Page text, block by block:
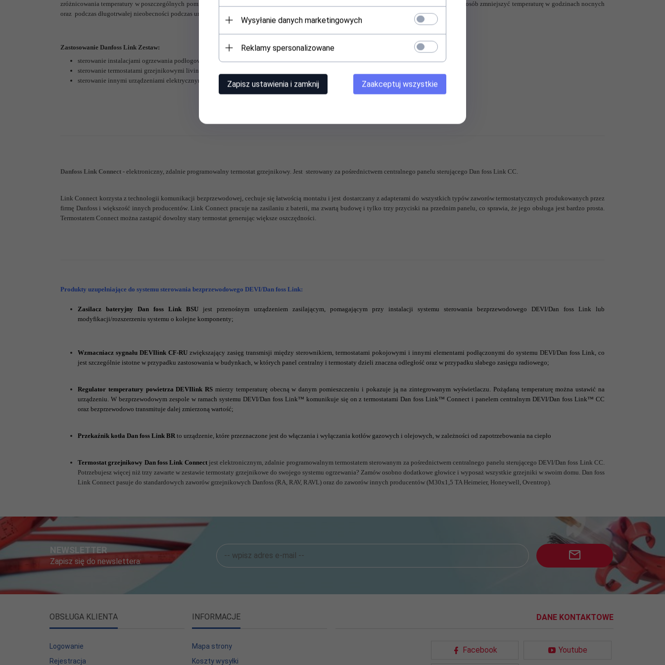
zróżnicowania temperatury w poszczególnych pomieszczeniach pozwala na znaczne oszczędności energii elektrycznej. Użytkownik może w prosty sposób zmniejszyć temperaturę w godzinach nocnych
oraz podczas długotrwałej nieobecności podczas urlopu, co z pewnością zmniejszy koszty eksploatacji domu.
Zastosowanie Danfoss Link Zestaw:
sterowanie instalacjami ogrzewania podłogowego
sterowanie termostatami grzejnikowymi living connect
sterowanie innymi urządzeniami elektrycznymi
Danfoss Link Connect - elektroniczny, zdalnie programowalny termostat grzejnikowy. Jest sterowany za pośrednictwem centralnego panelu sterującego Dan foss Link CC.
Link Connect korzysta z technologii komunikacji bezprzewodowej, cechuje się łatwością montażu i jest dostarczany z adapterami do wszystkich typów zaworów termostatycznych produkowanych przez
firmę Danfoss i większość innych producentów. Link Connect pracuje na zasilaniu z baterii, ma zwartą budowę i tylko trzy przyciski na przednim panelu, co sprawia, że jego obsługa jest bardzo prosta.
Termostatem Connect można zastąpić dowolny stary termostat generując większe oszczędności.
Produkty uzupełniające do systemu sterowania bezprzewodowego DEVI/Dan foss Link:
Zasilacz bateryjny Dan foss Link BSU jest przenośnym urządzeniem zasilającym, pomagającym przy instalacji systemu sterowania bezprzewodowego DEVI/Dan foss Link lub
modyfikacji/rozszerzeniu systemu o kolejne komponenty;
Wzmacniacz sygnału DEVIlink CF-RU zwiększający zasięg transmisji między sterownikiem, termostatami pokojowymi i innymi elementami podłączonymi do systemu DEVI/Dan foss Link, co
jest szczególnie istotne w przypadku zastosowania w budynkach, w których panel centralny i termostaty dzieli znaczna odległość oraz w przypadku słabego zasięgu radiowego;
Regulator temperatury powietrza DEVIlink RS mierzy temperaturę obecną w danym pomieszczeniu i pokazuje ją na zintegrowanym wyświetlaczu. Pożądaną temperaturę można ustawić na
urządzeniu. W bezprzewodowym zespole w ramach systemu DEVI/Dan foss Link™ komunikuje się on z termostatami Dan foss Link™ Connect i panelem centralnym DEVI/Dan foss Link™ CC
oraz bezprzewodowo transmituje dalej zmierzoną wartość;
Przekaźnik kotła Dan foss Link BR to urządzenie, które przeznaczone jest do włączania i wyłączania kotłów gazowych i olejowych, w zależności od zapotrzebowania na ciepło
Termostat grzejnikowy Dan foss Link Connect jest elektronicznym, zdalnie programowalnym termostatem sterowanym za pośrednictwem centralnego panelu sterującego DEVI/Dan foss Link CC.
Potrzebujesz więcej niż trzy zawarte w zestawie termostaty grzejnikowe do swojego systemu ogrzewania? Zamów osobno dodatkowe głowice i wyposaż wszystkie grzejniki w swoim domu. Dan foss
Link Connect pasuje do standardowych zaworów grzejnikowych Danfoss (RA, RAV, RAVL) oraz do zaworów innych producentów (M30x1,5 TA Heimeier, Honeywell, Oventrop).
NEWSLETTER
Zapisz się do newslettera:
OBSŁUGA KLIENTA
Logowanie
Rejestracja
INFORMACJE
Mapa strony
Koszty wysyłki
DANE KONTAKTOWE
Facebook Youtube
Wysyłanie danych marketingowych
Reklamy spersonalizowane
Zapisz ustawienia i zamknij Zaakceptuj wszystkie